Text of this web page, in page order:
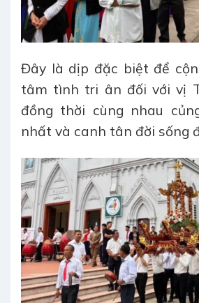
Đây là dịp đặc biệt để
tâm tình tri ân đối với vị
đồng thời cùng nhau
nhất và canh tân đời sống